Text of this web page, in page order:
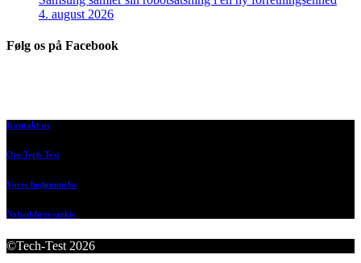
4. august 2026
Følg os på Facebook
Kontakt os
Om Tech-Test
Vores bedømmelse
Nyhedsbrevsarkiv
©Tech-Test 2026